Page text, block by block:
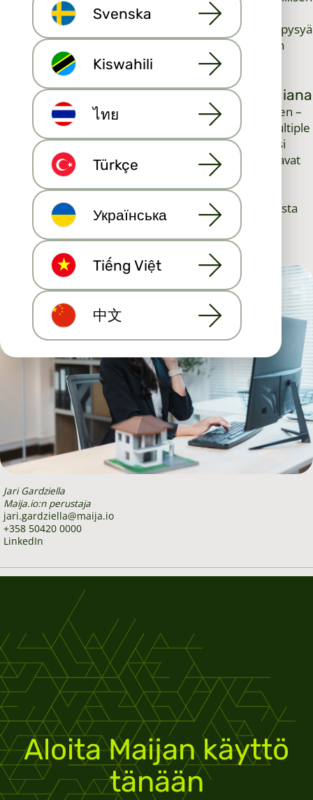
edun ansiosta voit tarjota asiakkaillesi erinomaista
palvelua, rakentaa luottamusta tarkkuuden avulla ja pysyä
edellä kilpailijoita, jotka luottavat yksinomaan yhteen
Loppusanat: MLS:n käyttö kasvustrategiana
MLS-järjestelmä ei ole pelkästään asuntotietoja varten –
se vahvistaa ammatillista arvoasi. Hyödyntämällä Multiple
Listing Service -palvelua täysimääräisesti asetat itsesi
korvaamattomaksi resurssiksi asiakkaille, jotka haluavat
näkyvyyttä, nopeutta ja tuloksia.
Jos haluat kasvattaa liiketoimintaasi, hioa
markkinointistrategioitasi ja tarjota parasta mahdollista
palvelua, MLS:n tulisi olla kiinteistönvälitystoimintasi
keskiössä.
Jari Gardziella
Maija.io:n perustaja
jari.gardziella@maija.io
+358 50420 0000
LinkedIn
Aloita Maijan käyttö
tänään
Svenska
Kiswahili
ไทย
Türkçe
Українська
Tiếng Việt
中文